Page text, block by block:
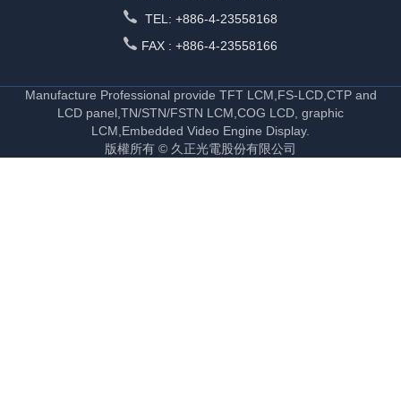
TEL: +886-4-23558168
FAX : +886-4-23558166
Manufacture Professional provide TFT LCM,FS-LCD,CTP and
LCD panel,TN/STN/FSTN LCM,COG LCD, graphic
LCM,Embedded Video Engine Display.
版權所有 © 久正光電股份有限公司